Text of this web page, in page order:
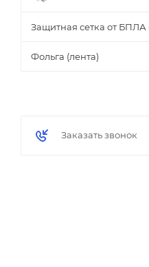
Защитная сетка от БПЛА
Фольга (лента)
Заказать звонок